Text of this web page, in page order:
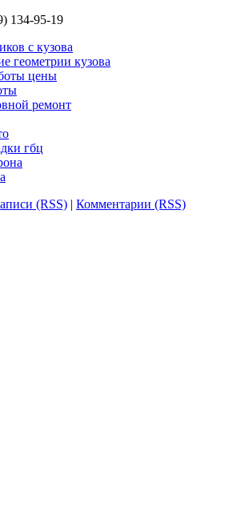
134-95-19
с кузова
геометрии кузова
цены
ремонт
гбц
(RSS) | Комментарии (RSS)